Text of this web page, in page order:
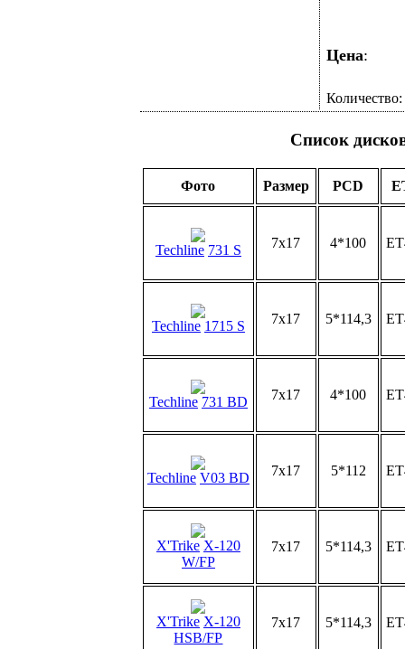
Цена:
Количество:
Список
Фото Размер PCD
Techline 731 S 7x17 4*100
Techline 1715 S 7x17 5*114,3
Techline 731 BD 7x17 4*100
Techline V03 BD 7x17 5*112
X'Trike X-120
W/FP
7x17 5*114,3
X'Trike X-120
HSB/FP
7x17 5*114,3